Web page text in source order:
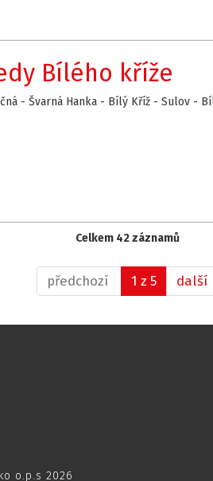
Bílého kříže
- Švarná Hanka - Bílý Kříž - Sulov -
Celkem 42 záznamů
předchozí 1 z 5 další
o.p.s 2026